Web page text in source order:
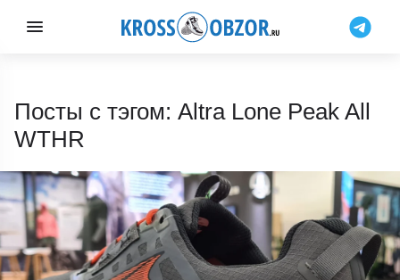
Посты с тэгом: Altra Lone Peak All
WTHR